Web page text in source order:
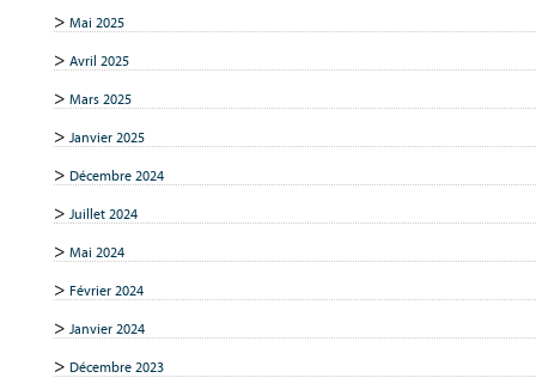
Mai 2025
Avril 2025
Mars 2025
Janvier 2025
Décembre 2024
Juillet 2024
Mai 2024
Février 2024
Janvier 2024
Décembre 2023